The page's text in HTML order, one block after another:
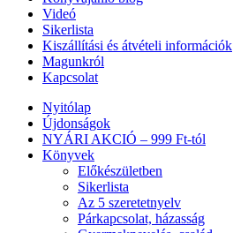
Videó
Sikerlista
Kiszállítási és átvételi információk
Magunkról
Kapcsolat
Nyitólap
Újdonságok
NYÁRI AKCIÓ – 999 Ft-tól
Könyvek
Előkészületben
Sikerlista
Az 5 szeretetnyelv
Párkapcsolat, házasság